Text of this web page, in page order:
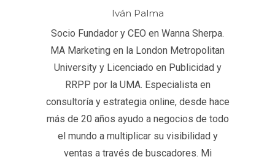
Iván Palma
Socio Fundador y CEO en Wanna Sherpa.
MA Marketing en la London Metropolitan
University y Licenciado en Publicidad y
RRPP por la UMA. Especialista en
consultoría y estrategia online, desde hace
más de 20 años ayudo a negocios de todo
el mundo a multiplicar su visibilidad y
ventas a través de buscadores. Mi